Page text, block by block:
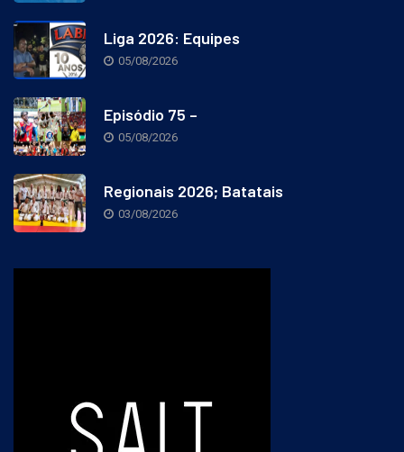
Liga 2026: Equipes
05/08/2026
Episódio 75 –
05/08/2026
Regionais 2026; Batatais
03/08/2026